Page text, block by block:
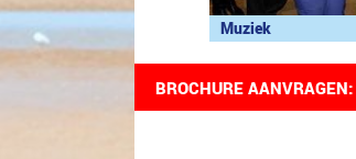
Muziek
BROCHURE AANVRAGEN: